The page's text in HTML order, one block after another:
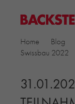
PROJEKTE
▼
KIRCHEN
Home Blog
Swissbau 2022